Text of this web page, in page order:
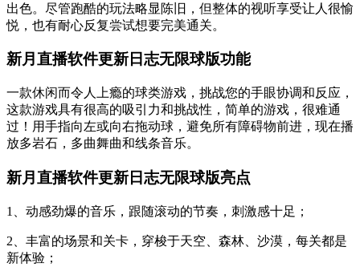
出色。尽管跑酷的玩法略显陈旧，但整体的视听享受让人很愉
悦，也有耐心反复尝试想要完美通关。
新月直播软件更新日志无限球版功能
一款休闲而令人上瘾的球类游戏，挑战您的手眼协调和反应，
这款游戏具有很高的吸引力和挑战性，简单的游戏，很难通
过！用手指向左或向右拖动球，避免所有障碍物前进，现在播
放多岩石，多曲舞曲和线条音乐。
新月直播软件更新日志无限球版亮点
1、动感劲爆的音乐，跟随滚动的节奏，刺激感十足；
2、丰富的场景和关卡，穿梭于天空、森林、沙漠，每关都是
新体验；